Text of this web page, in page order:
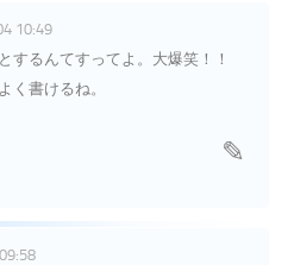
10:49
するんてすってよ。大爆笑！！
く書けるね。